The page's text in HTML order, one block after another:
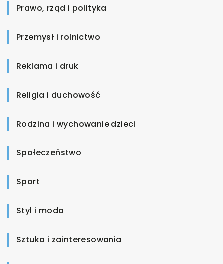
Prawo, rząd i polityka
Przemysł i rolnictwo
Reklama i druk
Religia i duchowość
Rodzina i wychowanie dzieci
Społeczeństwo
Sport
Styl i moda
Sztuka i zainteresowania